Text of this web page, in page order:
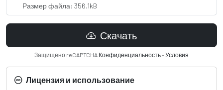
Размер файла: 356.1kB
Скачать
Защищено reCAPTCHA Конфиденциальность-Условия
Лицензия и использование